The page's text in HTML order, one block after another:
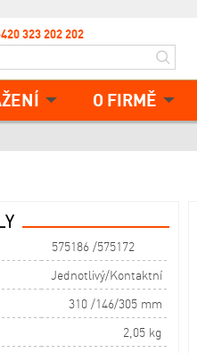
O FIRMĚ
323 202 202
575186 /575172
Jednotlivý/Kontaktní
310 /146/305 mm
2,05 kg